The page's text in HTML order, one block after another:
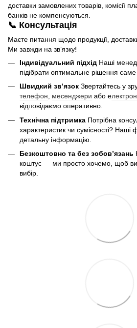
доставки замовлених товарів, комісії
банків не компенсуються.
📞 Консультація
Маєте питання щодо продукції,
Ми завжди на зв’язку!
Індивідуальний підхід Наші
підібрати оптимальне рішення
Швидкий зв’язок Звертайтесь у
телефон, месенджери або е
відповідаємо оперативно.
Технічна підтримка Потрібна
характеристик чи сумісності? Наші
детальну інформацію.
Безкоштовно та без зобов’язань
коштує — ми просто хочемо, щоб
вибір.